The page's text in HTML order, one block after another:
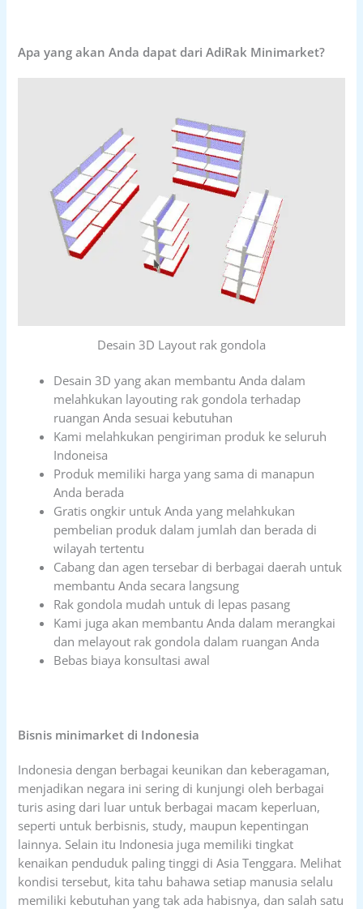
Apa yang akan Anda dapat dari AdiRak Minimarket?
Desain 3D Layout rak gondola
Desain 3D yang akan membantu Anda dalam
melahkukan layouting rak gondola terhadap
ruangan Anda sesuai kebutuhan
Kami melahkukan pengiriman produk ke seluruh
Indoneisa
Produk memiliki harga yang sama di manapun
Anda berada
Gratis ongkir untuk Anda yang melahkukan
pembelian produk dalam jumlah dan berada di
wilayah tertentu
Cabang dan agen tersebar di berbagai daerah untuk
membantu Anda secara langsung
Rak gondola mudah untuk di lepas pasang
Kami juga akan membantu Anda dalam merangkai
dan melayout rak gondola dalam ruangan Anda
Bebas biaya konsultasi awal
Bisnis minimarket di Indonesia
Indonesia dengan berbagai keunikan dan keberagaman,
menjadikan negara ini sering di kunjungi oleh berbagai
turis asing dari luar untuk berbagai macam keperluan,
seperti untuk berbisnis, study, maupun kepentingan
lainnya. Selain itu Indonesia juga memiliki tingkat
kenaikan penduduk paling tinggi di Asia Tenggara. Melihat
kondisi tersebut, kita tahu bahawa setiap manusia selalu
memiliki kebutuhan yang tak ada habisnya, dan salah satu